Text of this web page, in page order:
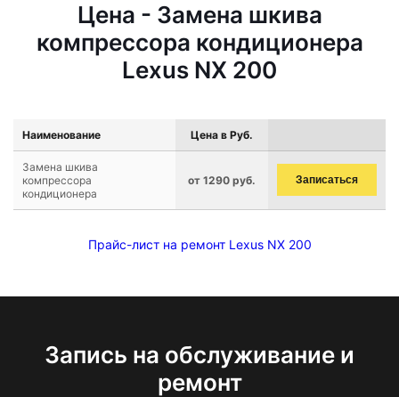
Цена - Замена шкива
компрессора кондиционера
Lexus NX 200
Наименование Цена в Руб.
Замена шкива
компрессора
кондиционера
от 1290 руб. Записаться
Прайс-лист на ремонт Lexus NX 200
Запись на обслуживание и
ремонт